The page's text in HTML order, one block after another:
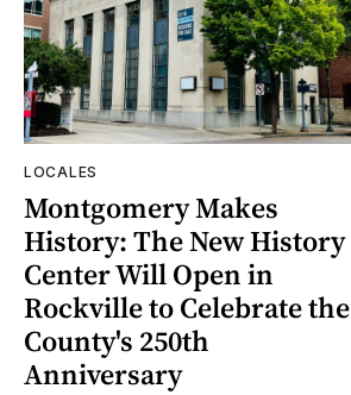
LOCALES
Montgomery Makes
History: The New History
Center Will Open in
Rockville to Celebrate the
County's 250th
Anniversary